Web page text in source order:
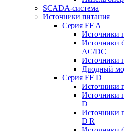
SCADA-система
Источники питания
Серия EF A
Источники
Источники
AC/DC
Источники
Диодный
Серия EF D
Источники
Источники
D
Источники
D R